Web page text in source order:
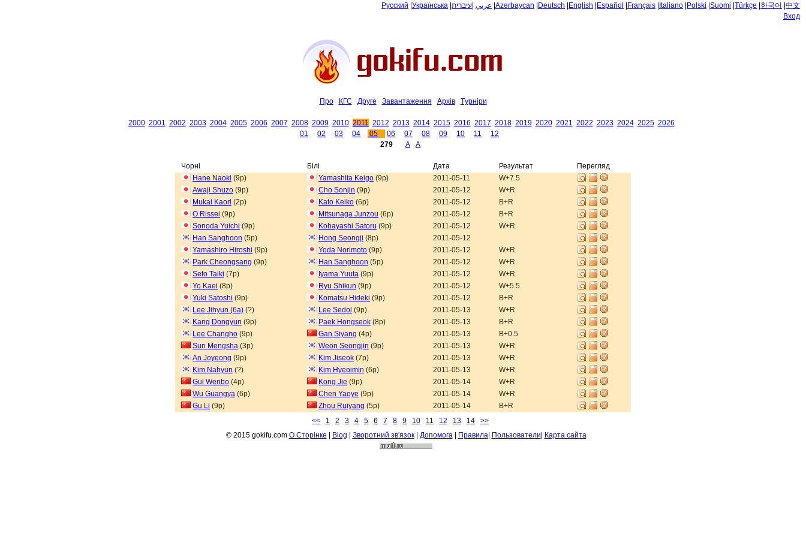
Русский Українська عربي עיברית Azərbaycan Deutsch English Español Français Italiano Polski Suomi Türkçe 한국어 中文
Вход
Про КГС Друге Завантаження Архiв Tурнiри
2000 2001 2002 2003 2004 2005 2006 2007 2008 2009 2010 2011 2012 2013 2014 2015 2016 2017 2018 2019 2020 2021 2022 2023 2024 2025 2026
01
02 03 04 05 06 07 08 09 10 11
12
279
A A
Чорні Білі Дата Результат
Перегляд
Hane Naoki (9p) Yamashita Keigo (9p) 2011-05-11
W+7.5
Awaji Shuzo (9p) Cho Sonjin (9p) 2011-05-12
W+R
Mukai Kaori (2p) Kato Keiko (6p) 2011-05-12
B+R
O Rissei (9p) Mitsunaga Junzou (6p) 2011-05-12
B+R
Sonoda Yuichi (9p) Kobayashi Satoru (9p) 2011-05-12
W+R
Han Sanghoon (5p) Hong Seongji (8p)
2011-05-12
Yamashiro Hiroshi (9p) Yoda Norimoto (9p) 2011-05-12
W+R
Park Cheongsang (9p) Han Sanghoon (5p) 2011-05-12
W+R
Seto Taiki (7p) Iyama Yuuta (9p) 2011-05-12
W+R
Yo Kaei (8p) Ryu Shikun (9p) 2011-05-12
W+5.5
Yuki Satoshi (9p) Komatsu Hideki (9p) 2011-05-12
B+R
Lee Jihyun (6a) (?) Lee Sedol (9p) 2011-05-13
W+R
Kang Dongyun (9p) Paek Hongseok (8p) 2011-05-13
B+R
Lee Changho (9p) Gan Siyang (4p) 2011-05-13
B+0.5
Sun Mengsha (3p) Weon Seongjin (9p) 2011-05-13
W+R
An Joyeong (9p) Kim Jiseok (7p) 2011-05-13
W+R
Kim Nahyun (?) Kim Hyeoimin (6p) 2011-05-13
W+R
Gui Wenbo (4p) Kong Jie (9p) 2011-05-14
W+R
Wu Guangya (6p) Chen Yaoye (9p) 2011-05-14
W+R
Gu Li (9p) Zhou Ruiyang (5p) 2011-05-14
B+R
<<
1 2 3 4 5 6 7 8 9 10 11 12 13 14
>>
© 2015 gokifu.com О Сторiнке | Blog | Зворотний зв'язок| Допомога | Правила| Пользователи| Карта сайта